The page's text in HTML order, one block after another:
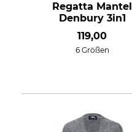
Regatta Mantel
Denbury 3in1
119,00
6 Größen